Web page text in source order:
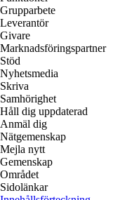
Grupparbete
Leverantör
Givare
Marknadsföringspartner
Stöd
Nyhetsmedia
Skriva
Samhörighet
Håll dig uppdaterad
Anmäl dig
Nätgemenskap
Mejla nytt
Gemenskap
Området
Sidolänkar